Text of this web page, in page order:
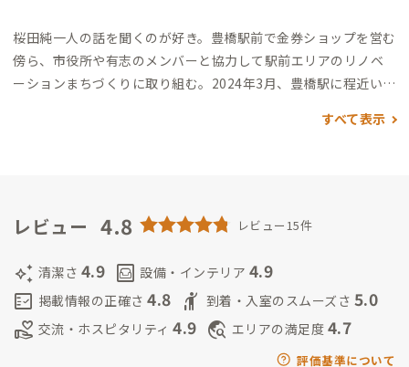
桜田純一人の話を聞くのが好き。豊橋駅前で金券ショップを営む
傍ら、市役所や有志のメンバーと協力して駅前エリアのリノベ
ーションまちづくりに取り組む。 2024年3月、豊橋駅に程近い空
橋A邸はエリアや建物の特性から女性専用に決めました。のんび
い出して心配になりサブ家守に立候補(笑) 男性には気が付きにく
た事はやり通すタイプ。こんな二人ですが、皆様にお会い出来
るのを楽しみにしています。
どうぞ宜しくお願いします。
すべて表示
レビュー 4.8 レビュー15件
auto_awesome 清潔さ 4.9 living 設備・インテリア 4.9
fact_check 掲載情報の正確さ 4.8 hail 到着・入室のスムーズさ 5.0
volunteer_activism 交流・ホスピタリティ 4.9 travel_explore エリアの満足度 4.7
評価基準について